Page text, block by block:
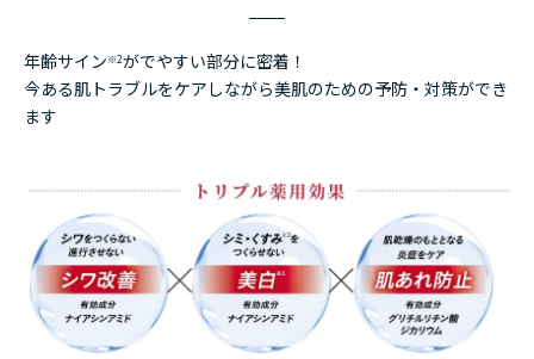
年齢サイン※2がでやすい部分に密着！
今ある肌トラブルをケアしながら美肌のための予防・対策ができ
ます